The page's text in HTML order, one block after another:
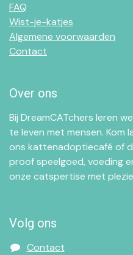
FAQ
Wist-je-katjes
Algemene voorwaarden
Contact
Over ons
Bij DreamCATchers leren
te leven met mensen. Kom
ons kattenadoptiecafé of
proof speelgoed, voeding
onze catspertise met
Volg ons
Contact